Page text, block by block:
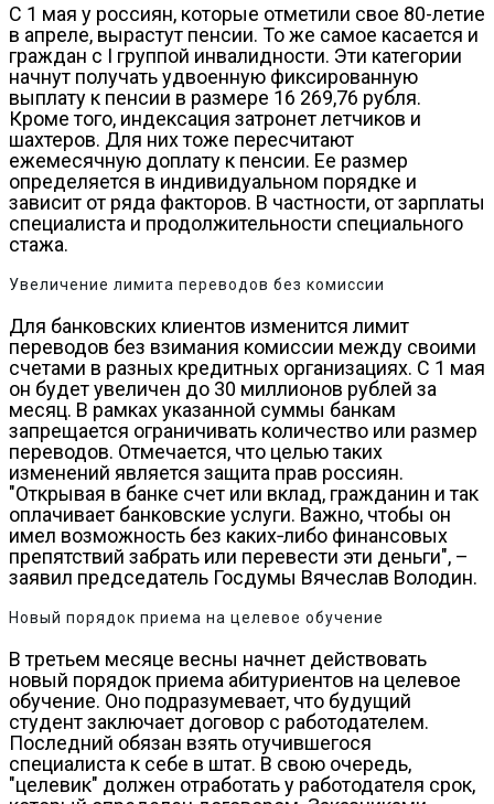
С 1 мая у россиян, которые отметили свое 80-летие
в апреле, вырастут пенсии. То же самое касается и
граждан с I группой инвалидности. Эти категории
начнут получать удвоенную фиксированную
выплату к пенсии в размере 16 269,76 рубля.
Кроме того, индексация затронет летчиков и
шахтеров. Для них тоже пересчитают
ежемесячную доплату к пенсии. Ее размер
определяется в индивидуальном порядке и
зависит от ряда факторов. В частности, от зарплаты
специалиста и продолжительности специального
стажа.
Увеличение лимита переводов без комиссии
Для банковских клиентов изменится лимит
переводов без взимания комиссии между своими
счетами в разных кредитных организациях. С 1 мая
он будет увеличен до 30 миллионов рублей за
месяц. В рамках указанной суммы банкам
запрещается ограничивать количество или размер
переводов. Отмечается, что целью таких
изменений является защита прав россиян.
"Открывая в банке счет или вклад, гражданин и так
оплачивает банковские услуги. Важно, чтобы он
имел возможность без каких‑либо финансовых
препятствий забрать или перевести эти деньги", –
заявил председатель Госдумы Вячеслав Володин.
Новый порядок приема на целевое обучение
В третьем месяце весны начнет действовать
новый порядок приема абитуриентов на целевое
обучение. Оно подразумевает, что будущий
студент заключает договор с работодателем.
Последний обязан взять отучившегося
специалиста к себе в штат. В свою очередь,
"целевик" должен отработать у работодателя срок,